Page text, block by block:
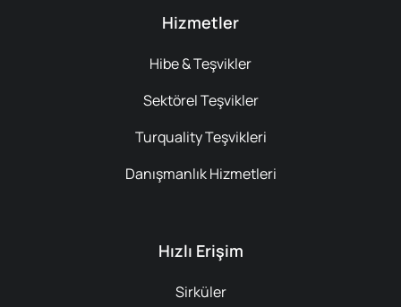
Hizmetler
Hibe & Teşvikler
Sektörel Teşvikler
Turquality Teşvikleri
Danışmanlık Hizmetleri
Hızlı Erişim
Sirküler